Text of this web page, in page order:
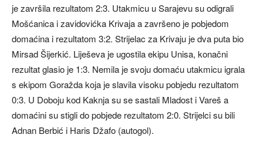
je završila rezultatom 2:3. Utakmicu u Sarajevu su odigrali
Mošćanica i zavidovićka Krivaja a završeno je pobjedom
domaćina i rezultatom 3:2. Strijelac za Krivaju je dva puta bio
Mirsad Šijerkić. Liješeva je ugostila ekipu Unisa, konačni
rezultat glasio je 1:3. Nemila je svoju domaću utakmicu igrala
s ekipom Goražda koja je slavila visoku pobjedu rezultatom
0:3. U Doboju kod Kaknja su se sastali Mladost i Vareš a
domaćini su stigli do pobjede rezultatom 2:0. Strijelci su bili
Adnan Berbić i Haris Džafo (autogol).